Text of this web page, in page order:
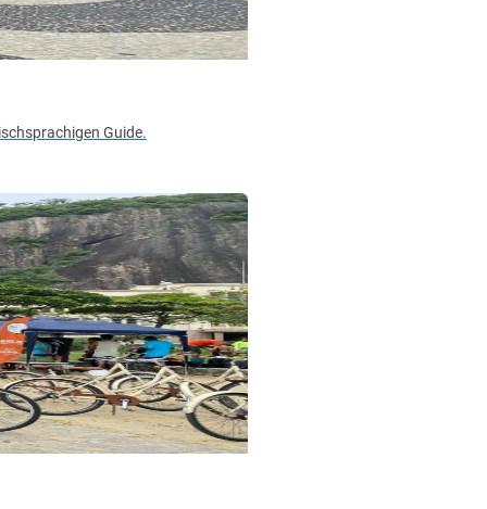
Guide.